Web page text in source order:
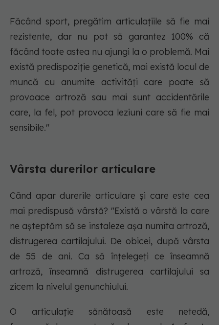
Făcând sport, pregătim articulațiile să fie mai
rezistente, dar nu pot să garantez 100% că
făcând toate astea nu ajungi la o problemă. Mai
există predispoziție genetică, mai există locul de
muncă cu anumite activități care poate să
provoace artroză sau mai sunt accidentările
care, la fel, pot provoca leziuni care să fie mai
sensibile."
Vârsta durerilor articulare
Când apar durerile articulare și care este cea
mai predispusă vârstă? "Există o vârstă la care
ne așteptăm să se instaleze așa numita artroză,
distrugerea cartilajului. De obicei, după vârsta
de 55 de ani. Ca să înțelegeți ce înseamnă
artroză, înseamnă distrugerea cartilajului sa
zicem la nivelul genunchiului.
O articulație sănătoasă este netedă,